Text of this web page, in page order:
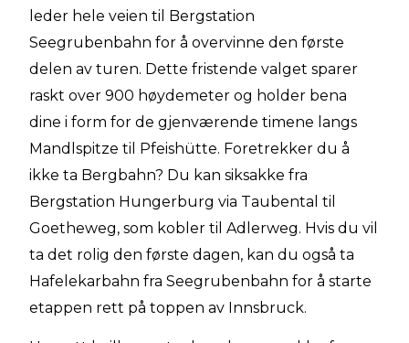
leder hele veien til Bergstation
Seegrubenbahn for å overvinne den første
delen av turen. Dette fristende valget sparer
raskt over 900 høydemeter og holder bena
dine i form for de gjenværende timene langs
Mandlspitze til Pfeishütte. Foretrekker du å
ikke ta Bergbahn? Du kan siksakke fra
Bergstation Hungerburg via Taubental til
Goetheweg, som kobler til Adlerweg. Hvis du vil
ta det rolig den første dagen, kan du også ta
Hafelekarbahn fra Seegrubenbahn for å starte
etappen rett på toppen av Innsbruck.